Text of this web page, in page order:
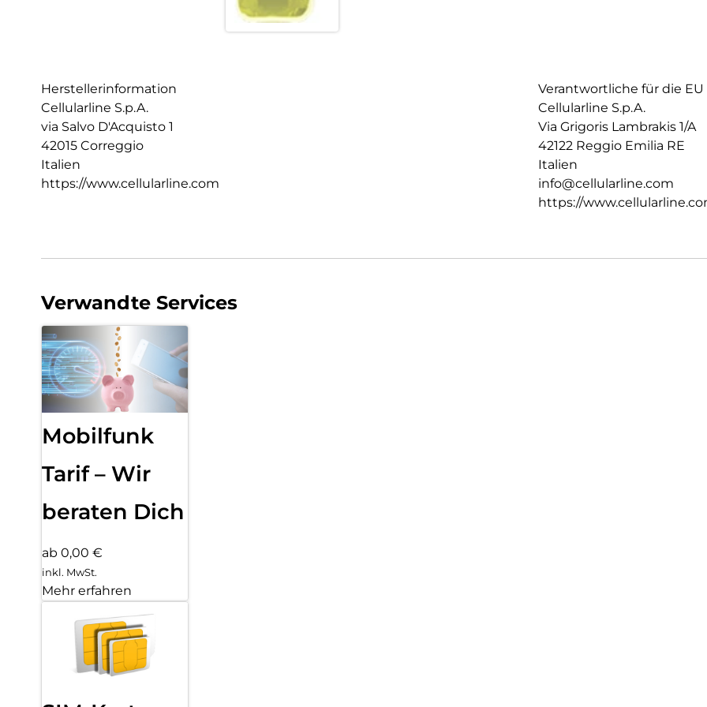
Herstellerinformation
Cellularline S.p.A.
via Salvo D'Acquisto 1
42015 Correggio
Italien
https://www.cellularline.com
Verantwortliche für die EU
Cellularline S.p.A.
Via Grigoris Lambrakis 1/A
42122 Reggio Emilia RE
Italien
info@cellularline.com
https://
Verwandte Services
Mobilfunk
Tarif – Wir
beraten Dich
ab 0,00 €
inkl. MwSt.
Mehr erfahren